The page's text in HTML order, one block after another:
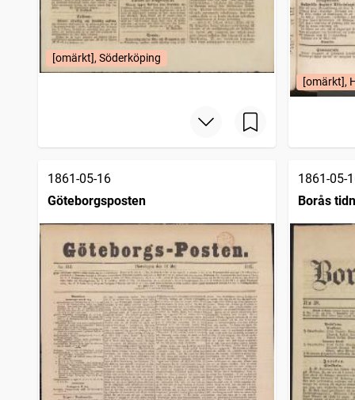
[omärkt], Söderköping
[omärkt],
1861-05-16
Göteborgsposten
1861-05-
Borås